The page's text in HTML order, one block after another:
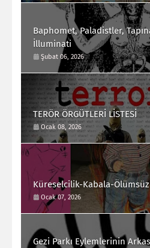
Baphomet, Paladistler,
İlluminati
Şubat 06, 2026
TERÖR ÖRGÜTLERİ LİSTESİ
Ocak 08, 2026
Küreselcilik-Kabala-
Ocak 07, 2026
Gezi Parkı Eylemlerinin